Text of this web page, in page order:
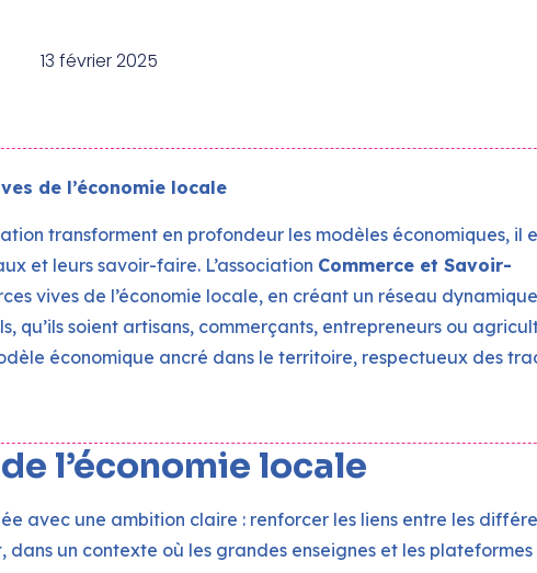
13 février 2025
de l’économie locale
transforment en profondeur les modèles économiques, il
et leurs savoir-faire. L’association Commerce et Savoir-
vives de l’économie locale, en créant un réseau
qu’ils soient artisans, commerçants, entrepreneurs ou
économique ancré dans le territoire, respectueux des
l’économie locale
avec une ambition claire : renforcer les liens entre les
un contexte où les grandes enseignes et les plateformes